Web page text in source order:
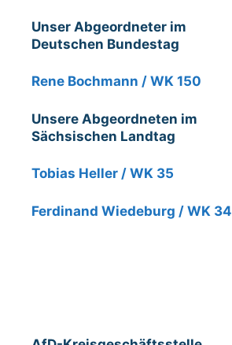
Unser Abgeordneter im
Deutschen Bundestag
Rene Bochmann / WK 150
Unsere Abgeordneten im
Sächsischen Landtag
Tobias Heller / WK 35
Ferdinand Wiedeburg / WK 34